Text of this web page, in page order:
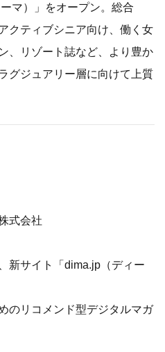
マ）」をオープン。総合
クティブシニア向け、働く女
、リゾート誌など、より豊か
グジュアリー層に向けて上質
式会社
新サイト「dima.jp（ディー
のリコメンド型デジタルマガ